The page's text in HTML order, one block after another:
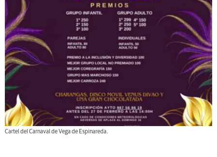
Cartel del Carnaval de Vega de Espinareda.